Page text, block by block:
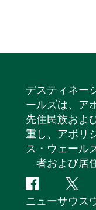
デスティネー
ールズは、ア
先住民族およ
重し、アボリ
ス・ウェール
者および居
フ
ェ
ツ
イ
ニューサウス